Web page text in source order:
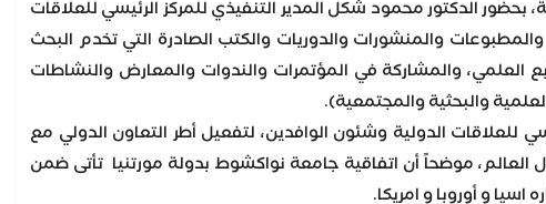
الدكتور محمود شكل المدير التنفيذي للمركز الرئيسي للعلاقات
والمنشورات والدوريات والكتب الصادرة التي تخدم البحث
العلمي، والمشاركة في المؤتمرات والندوات والمعارض والنشاطات
والبحثية والمجتمعية).
للعلاقات الدولية وشئون الوافدين، لتفعيل أطر التعاون الدولي مع
العالم، موضحاً أن اتفاقية جامعة نواكشوط بدولة مورتنيا تأتى ضمن
و أوروبا و امريكا.